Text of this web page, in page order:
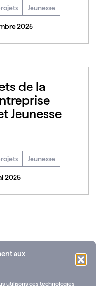
aux
utilisons des technologies
Jeunesse
2025
de la
Jeunesse
Jeunesse
2025